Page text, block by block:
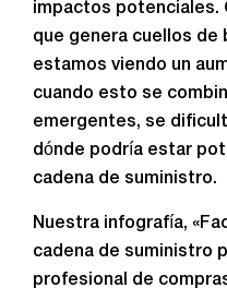
impactos potenciales.
que genera cuellos de
estamos viendo un
cuando esto se
emergentes, se
dónde podría estar
cadena de suministro.
Nuestra infografía,
cadena de suministro
profesional de